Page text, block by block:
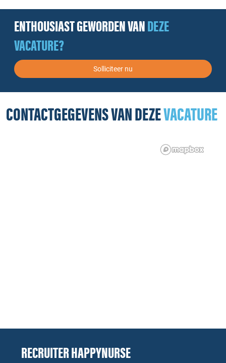
ENTHOUSIAST GEWORDEN VANDEZE
VACATURE?
Solliciteer nu
CONTACTGEGEVENS VAN DEZEVACATURE
RECRUITER HAPPYNURSE